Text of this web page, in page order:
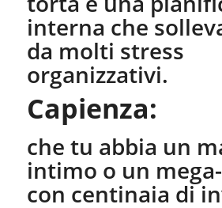
interna che
da molti stress
organizzativi.
Capienza:
che tu abbia un
intimo o un
con centinaia di